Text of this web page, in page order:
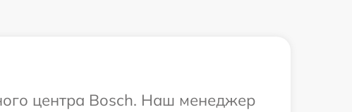
центра Bosch. Наш менеджер